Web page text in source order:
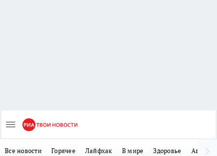
Все новости Горячее Лайфхак В мире Здоровье Авто